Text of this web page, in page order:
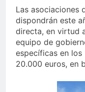
Las asociaciones
dispondrán este
directa, en virtud
equipo de
específicas en
20.000 euros, en